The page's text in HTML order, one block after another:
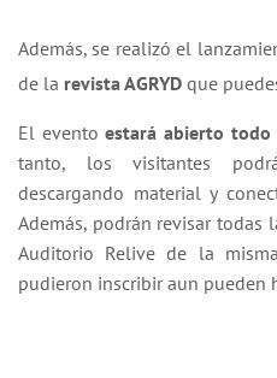
Además, se realizó el
de la revista AGRYD que
El eventoestará abierto todo
tanto, los visitantes
descargando material y
Además, podrán revisar todas
Auditorio Relive de la
pudieron inscribir aun pueden